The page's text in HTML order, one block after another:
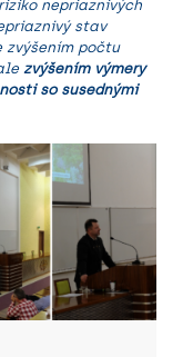
nepriaznivých
stav
počtu
zvýšením výmery
so susednými